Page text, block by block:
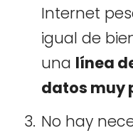
Internet
igual de
una línea
datos muy
No hay